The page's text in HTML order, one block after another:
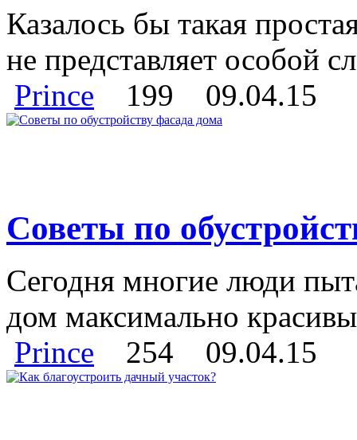
Казалось бы такая
не представляет особой
Prince
199 09.04.15
Советы по
Сегодня многие люди
дом максимально
Prince
254 09.04.15